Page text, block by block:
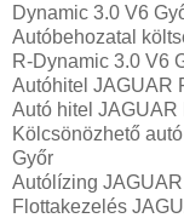
Dynamic 3.0 V6
Autóbehozatal
R-Dynamic 3.0 V6
Autóhitel JAGUAR
Autó hitel JAGUAR
Kölcsönözhető
Győr
Autólízing
Flottakezelés